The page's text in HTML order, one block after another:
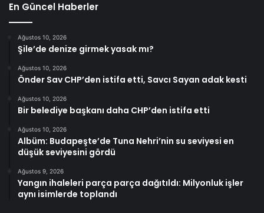
En Güncel Haberler
Ağustos 10, 2026
Şile’de denize girmek yasak mı?
Ağustos 10, 2026
Önder Sav CHP’den istifa etti, Savcı Sayan adak kesti
Ağustos 10, 2026
Bir belediye başkanı daha CHP’den istifa etti
Ağustos 10, 2026
Albüm: Budapeşte’de Tuna Nehri’nin su seviyesi en
düşük seviyesini gördü
Ağustos 9, 2026
Yangın ihaleleri parça parça dağıtıldı: Milyonluk işler
aynı isimlerde toplandı